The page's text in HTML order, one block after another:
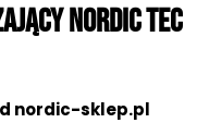
Nordic Tec
nordic-sklep.pl